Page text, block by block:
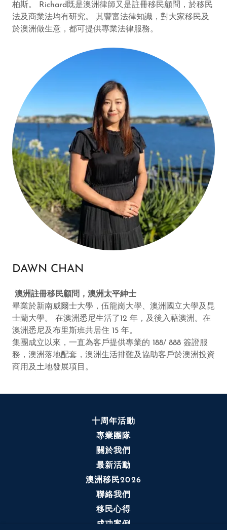
柏斯。 Richard既是澳洲律師又是註冊移民顧問，於移民
法及商業法均有研究。 其豐富法律知識，對大家移民及
於澳洲做生意，都可提供專業法律服務。
DAWN CHAN
澳洲註冊移民顧問，澳洲太平紳士
畢業於新南威爾士大學，伍龍崗大學、澳洲國立大學及昆
士蘭大學。 在澳洲悉尼生活了12 年，及後入藉澳洲。在
澳洲悉尼及布里斯班共居住 15 年。
集團成立以來，一直為客戶提供專業的 188/ 888 簽證服
務，澳洲落地配套，澳洲生活排難及協助客戶於澳洲投資
商用及土地發展項目。
十周年活動
專業團隊
關於我們
最新活動
澳洲移民2026
聯絡我們
移民心得
成功案例